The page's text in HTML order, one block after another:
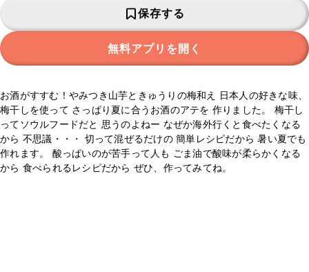
保存する
無料アプリを開く
お酒がすすむ！やみつき山芋ときゅうりの梅和え 日本人の好きな味、
梅干しを使って さっぱり夏に合うお酒のアテを 作りました。 梅干し
ってソウルフードだと 思うのよねー なぜか海外行くと食べたくなる
から 不思議・・・ 切って混ぜるだけの 簡単レシピだから 暑い夏でも
作れます。 酸っぱいのが苦手って人も ごま油で酸味が柔らかくなる
から 食べられるレシピだから ぜひ、作ってみてね。